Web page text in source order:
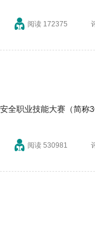
阅读 172375
全职业技能大赛（简称
阅读 530981